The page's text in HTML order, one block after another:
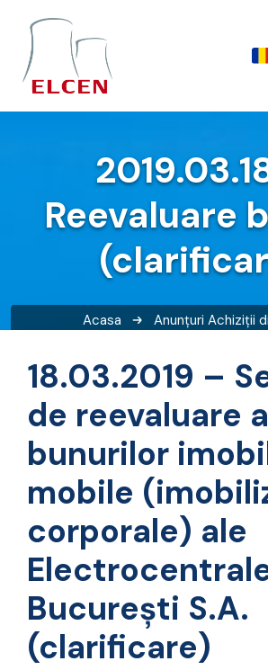
Reevaluare
Acasa Anunțuri Achiziții
18.03.2019 –
de reevaluare a
bunurilor
mobile
corporale) ale
Bucureşti S.A.
(clarificare)